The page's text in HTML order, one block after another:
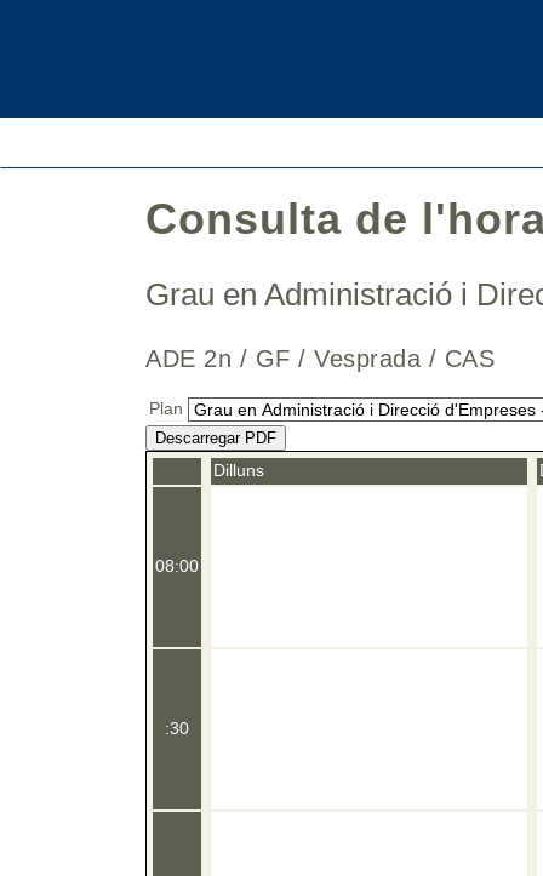
Consulta de
Grau en Administració i
ADE 2n / GF / Vesprada / CAS
Plan
Descarregar PDF
08:00
:30
Dilluns